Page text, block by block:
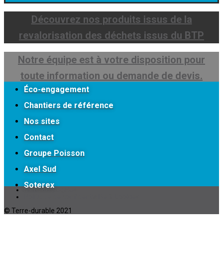
Découvrez nos produits issus de la
revalorisation des déchets issus du BTP
Notre équipe est à votre disposition pour
toute information ou demande de devis.
Éco-engagement
Chantiers de référence
Nos sites
Contact
Groupe Poisson
Axel Sud
Soterex
Mentions légales
© Terre-durable 2021